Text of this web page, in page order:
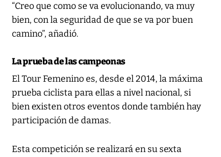
“Creo que como se va evolucionando, va muy
bien, con la seguridad de que se va por buen
camino”, añadió.
La prueba de las campeonas
El Tour Femenino es, desde el 2014, la máxima
prueba ciclista para ellas a nivel nacional, si
bien existen otros eventos donde también hay
participación de damas.
Esta competición se realizará en su sexta